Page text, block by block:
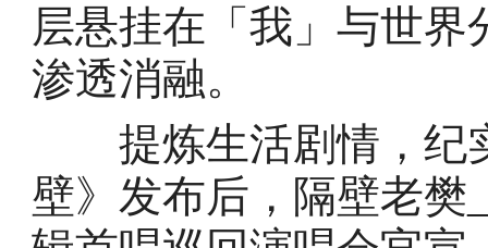
层悬挂在「我」与世
渗透消融。
提炼生活剧情，纪
壁》发布后，隔壁老樊